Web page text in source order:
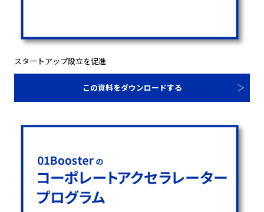
スタートアップ設立を促進
この資料をダウンロードする